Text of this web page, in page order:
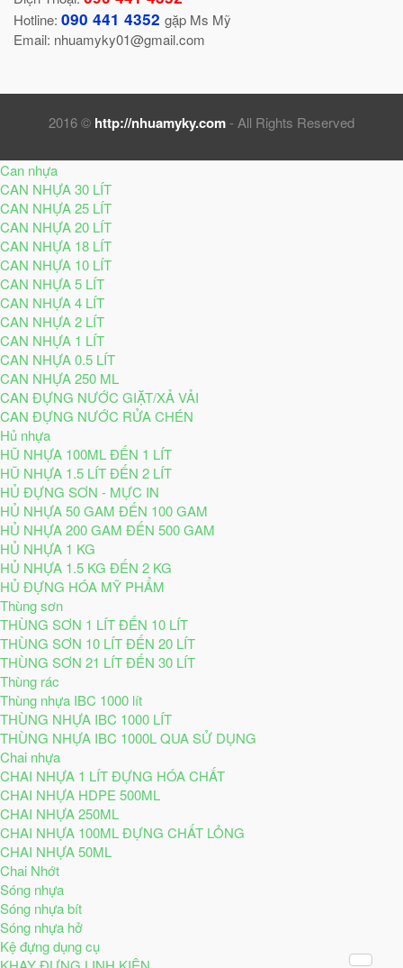
Hotline: 090 441 4352 gặp Ms Mỹ
Email: nhuamyky01@gmail.com
2016 © http://nhuamyky.com- All Rights Reserved
Can nhựa
CAN NHỰA 30 LÍT
CAN NHỰA 25 LÍT
CAN NHỰA 20 LÍT
CAN NHỰA 18 LÍT
CAN NHỰA 10 LÍT
CAN NHỰA 5 LÍT
CAN NHỰA 4 LÍT
CAN NHỰA 2 LÍT
CAN NHỰA 1 LÍT
CAN NHỰA 0.5 LÍT
CAN NHỰA 250 ML
CAN ĐỰNG NƯỚC GIẶT/XẢ VẢI
CAN ĐỰNG NƯỚC RỬA CHÉN
Hủ nhựa
HŨ NHỰA 100ML ĐẾN 1 LÍT
HŨ NHỰA 1.5 LÍT ĐẾN 2 LÍT
HỦ ĐỰNG SƠN - MỰC IN
HỦ NHỰA 50 GAM ĐẾN 100 GAM
HỦ NHỰA 200 GAM ĐẾN 500 GAM
HỦ NHỰA 1 KG
HỦ NHỰA 1.5 KG ĐẾN 2 KG
HỦ ĐỰNG HÓA MỸ PHẨM
Thùng sơn
THÙNG SƠN 1 LÍT ĐẾN 10 LÍT
THÙNG SƠN 10 LÍT ĐẾN 20 LÍT
THÙNG SƠN 21 LÍT ĐẾN 30 LÍT
Thùng rác
Thùng nhựa IBC 1000 lít
THÙNG NHỰA IBC 1000 LÍT
THÙNG NHỰA IBC 1000L QUA SỬ DỤNG
Chai nhựa
CHAI NHỰA 1 LÍT ĐỰNG HÓA CHẤT
CHAI NHỰA HDPE 500ML
CHAI NHỰA 250ML
CHAI NHỰA 100ML ĐỰNG CHẤT LỎNG
CHAI NHỰA 50ML
Chai Nhớt
Sóng nhựa
Sóng nhựa bít
Sóng nhựa hở
Kệ đựng dụng cụ